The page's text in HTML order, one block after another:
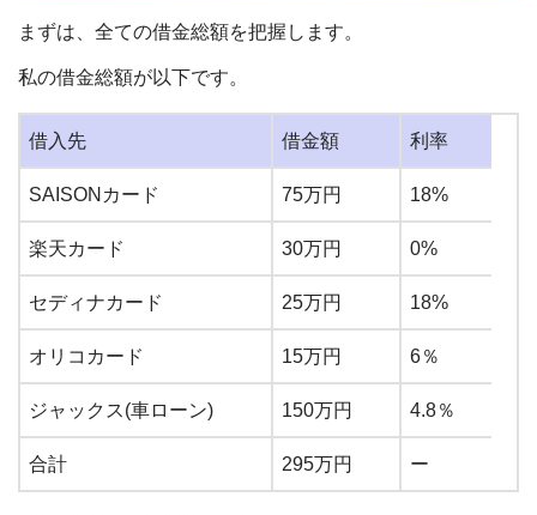
まずは、全ての借金総額を把握します。
私の借金総額が以下です。
借入先 借金額 利率
SAISONカード 75万円 18%
楽天カード 30万円 0%
セディナカード 25万円 18%
オリコカード 15万円 6％
ジャックス(車ローン) 150万円 4.8％
合計 295万円 ー